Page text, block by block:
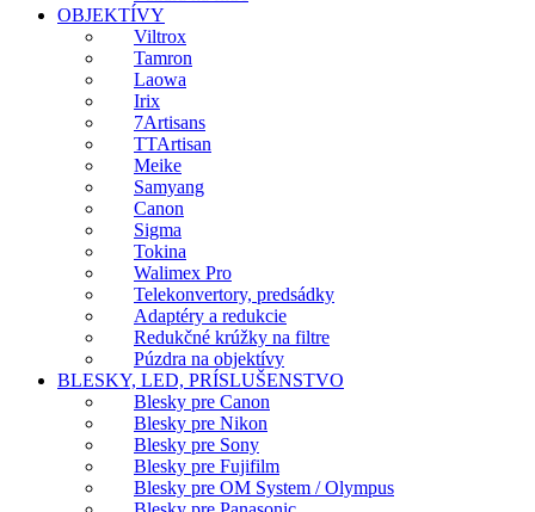
OBJEKTÍVY
Viltrox
Tamron
Laowa
Irix
7Artisans
TTArtisan
Meike
Samyang
Canon
Sigma
Tokina
Walimex Pro
Telekonvertory, predsádky
Adaptéry a redukcie
Redukčné krúžky na filtre
Púzdra na objektívy
BLESKY, LED, PRÍSLUŠENSTVO
Blesky pre Canon
Blesky pre Nikon
Blesky pre Sony
Blesky pre Fujifilm
Blesky pre OM System / Olympus